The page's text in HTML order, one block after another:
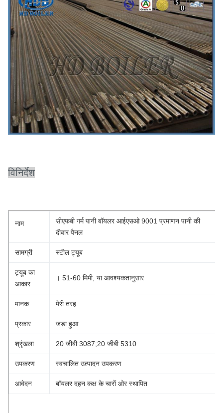
विनिर्देश
नाम
सीएफबी गर्म पानी बॉयलर आईएसओ 9001 प्रमाणन पानी की
दीवार पैनल
सामग्री स्टील ट्यूब
ट्यूब का
आकार
। 51-60 मिमी, या आवश्यकतानुसार
मानक मेरी तरह
प्रकार जड़ा हुआ
श्रृंखला 20 जीबी 3087;20 जीबी 5310
उपकरण स्वचालित उत्पादन उपकरण
आवेदन बॉयलर दहन कक्ष के चारों ओर स्थापित